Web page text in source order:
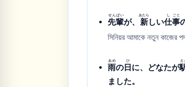
先
せん
輩
ぱい
が、 新
あたら
しい仕
し
事
ごと
সিনিয়র আমাকে নতুন কাজের
雨
あめ
の日
ひ
に、どなたが
え
ました。